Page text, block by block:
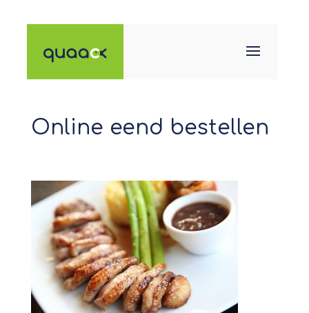
Online eend bestellen